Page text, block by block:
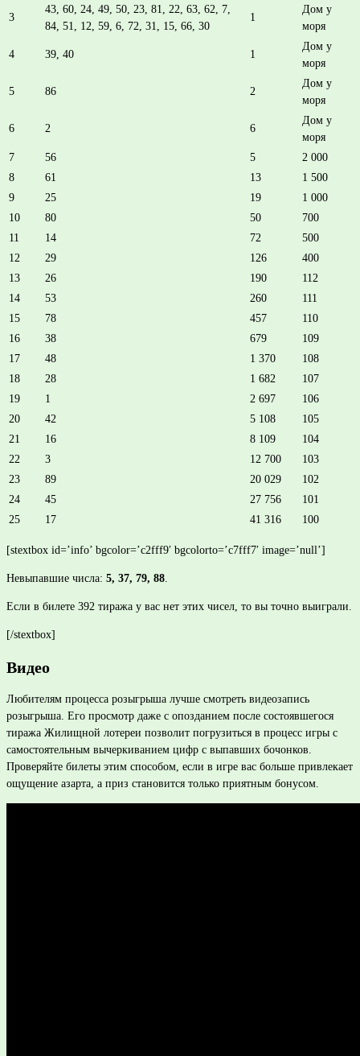
3
43, 60, 24, 49, 50, 23, 81, 22, 63, 62, 7,
84, 51, 12, 59, 6, 72, 31, 15, 66, 30
1
Дом у
моря
4 39, 40 1
Дом у
моря
5 86 2
Дом у
моря
6 2 6
Дом у
моря
7
56 5
2 000
8
61 13
1 500
9
25 19
1 000
10
80 50
700
11
14 72
500
12
29 126
400
13
26 190
112
14
53 260
111
15
78 457
110
16
38 679
109
17
48 1 370
108
18
28 1 682
107
19
1 2 697
106
20
42 5 108
105
21
16 8 109
104
22
3 12 700
103
23
89 20 029
102
24
45 27 756
101
25
17 41 316 100
[stextbox id=’info’ bgcolor=’c2fff9′ bgcolorto=’c7fff7′ image=’null’]
Невыпавшие числа: 5, 37, 79, 88.
Если в билете 392 тиража у вас нет этих чисел, то вы точно выиграли.
[/stextbox]
Видео
Любителям процесса розыгрыша лучше смотреть видеозапись
розыгрыша. Его просмотр даже с опозданием после состоявшегося
тиража Жилищной лотереи позволит погрузиться в процесс игры с
самостоятельным вычеркиванием цифр с выпавших бочонков.
Проверяйте билеты этим способом, если в игре вас больше привлекает
ощущение азарта, а приз становится только приятным бонусом.